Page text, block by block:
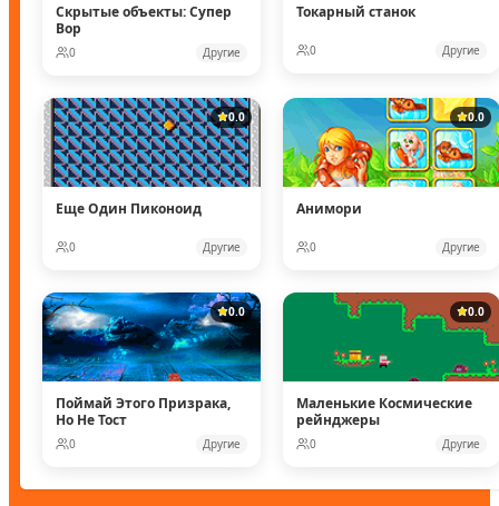
Скрытые объекты: Супер
Вор
0 Другие
Токарный станок
0 Другие
0.0
Еще Один Пиконоид
0 Другие
0.0
Анимори
0 Другие
0.0
Поймай Этого Призрака,
Но Не Тост
0 Другие
0.0
Маленькие Космические
рейнджеры
0 Другие